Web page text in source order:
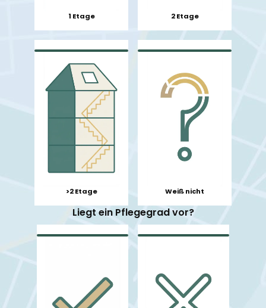
1 Etage 2 Etage
>2 Etage Weiß nicht
Liegt ein Pflegegrad vor?